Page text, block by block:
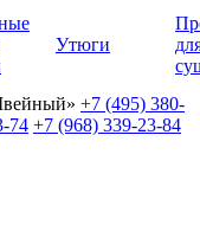
Утюги
+7 (495) 380-
74 +7 (968) 339-23-84